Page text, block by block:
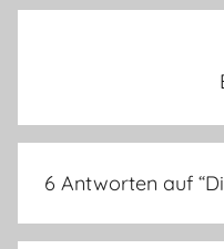
6 Antworten auf “